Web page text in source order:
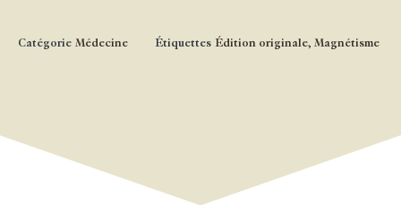
Catégorie Médecine Étiquettes Édition originale, Magnétisme